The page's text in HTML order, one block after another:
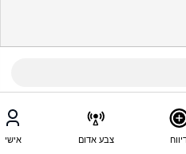
צבע אדום אישי